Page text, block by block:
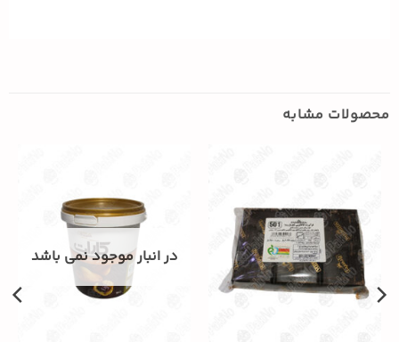
محصولات مشابه
در انبار موجود نمی باشد